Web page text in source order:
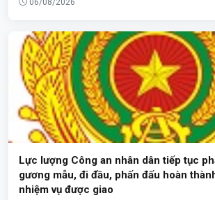
06/08/2026
Lực lượng Công an nhân dân tiếp tục
gương mẫu, đi đầu, phấn đấu hoàn
nhiệm vụ được giao